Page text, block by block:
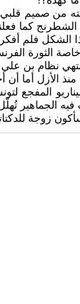
من صميم قلبي
كما
الشكل فلم
الثورة
نظام بن علي
منذ الأزل أما
المفجع
تُهلّل